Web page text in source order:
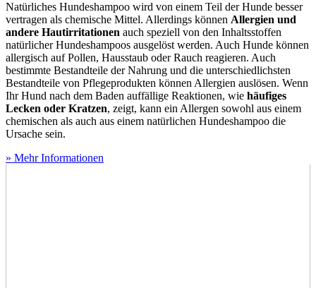
Natürliches Hundeshampoo wird von einem Teil der Hunde besser
vertragen als chemische Mittel. Allerdings können Allergien und
andere Hautirritationen auch speziell von den Inhaltsstoffen
natürlicher Hundeshampoos ausgelöst werden. Auch Hunde können
allergisch auf Pollen, Hausstaub oder Rauch reagieren. Auch
bestimmte Bestandteile der Nahrung und die unterschiedlichsten
Bestandteile von Pflegeprodukten können Allergien auslösen. Wenn
Ihr Hund nach dem Baden auffällige Reaktionen, wie häufiges
Lecken oder Kratzen, zeigt, kann ein Allergen sowohl aus einem
chemischen als auch aus einem natürlichen Hundeshampoo die
Ursache sein.
» Mehr Informationen